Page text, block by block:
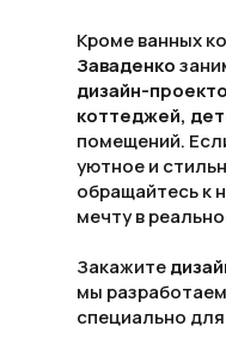
Кроме ванных
Заваденко
дизайн-
коттеджей,
помещений.
уютное и
обращайтесь к
мечту в
Закажите
мы
специально